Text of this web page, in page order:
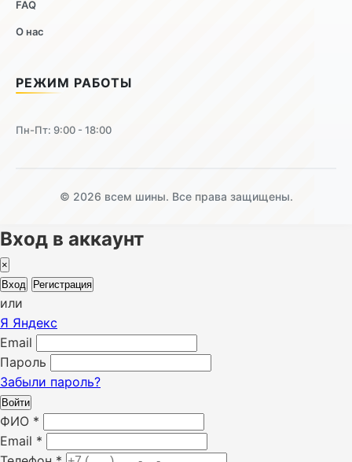
FAQ
О нас
РЕЖИМ РАБОТЫ
Пн-Пт: 9:00 - 18:00
© 2026 всем шины. Все права защищены.
Вход в аккаунт
×
Вход
Регистрация
или
Я Яндекс
Email
Пароль
Забыли пароль?
Войти
ФИО *
Email *